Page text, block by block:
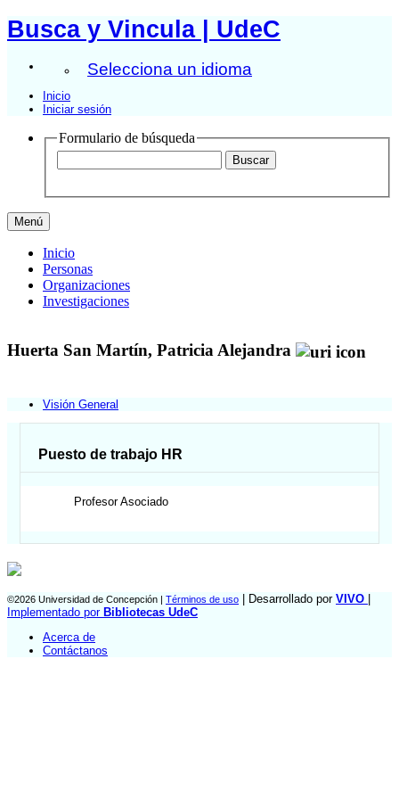
Busca y Vincula | UdeC
Selecciona un idioma
Inicio
Iniciar sesión
Formulario de búsqueda
Menú
Inicio
Personas
Organizaciones
Investigaciones
Huerta San Martín, Patricia Alejandra
Visión General
Puesto de trabajo HR
Profesor Asociado
©2026 Universidad de Concepción | Términos de uso | Desarrollado por VIVO
Implementado por Bibliotecas UdeC
Acerca de
Contáctanos